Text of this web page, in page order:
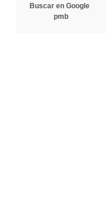
Buscar en Google
pmb